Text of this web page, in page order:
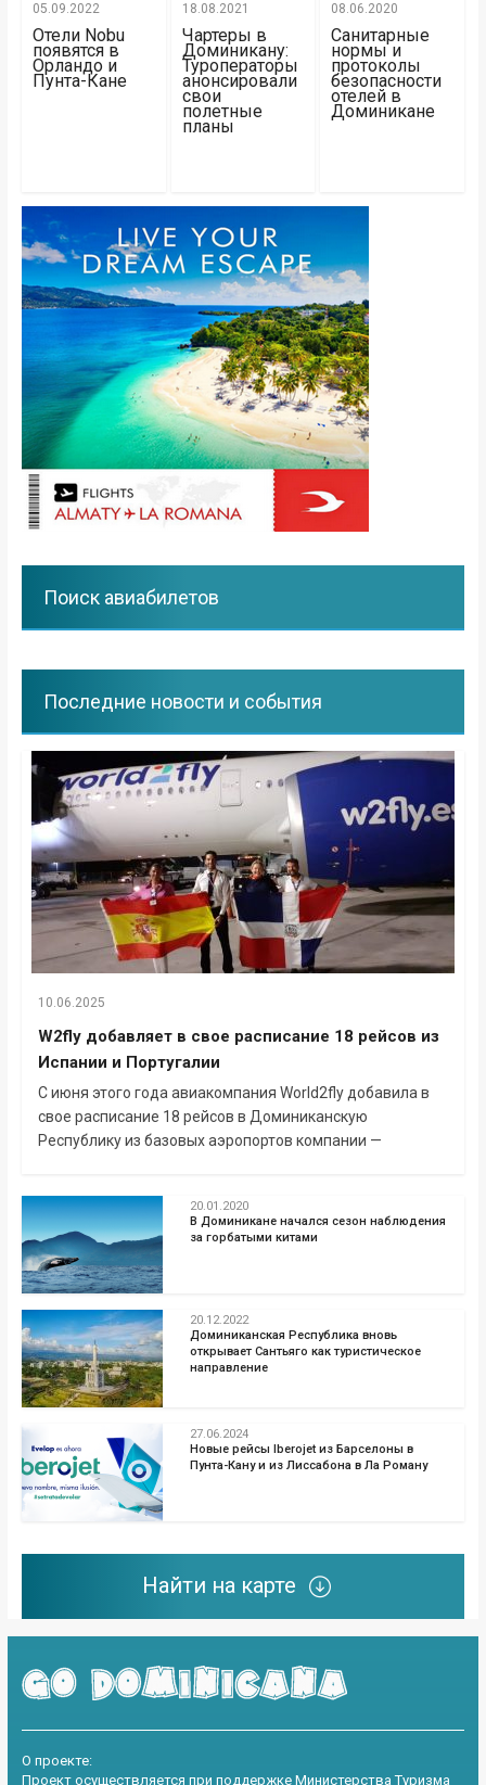
05.09.2022
Отели Nobu
появятся в
Орландо и
Пунта-Кане
18.08.2021
Чартеры в
Доминикану:
Туроператоры
анонсировали
свои
полетные
планы
08.06.2020
Санитарные
нормы и
протоколы
безопасности
отелей в
Доминикане
Поиск авиабилетов
Последние новости и события
10.06.2025
W2fly добавляет в свое расписание 18 рейсов из
Испании и Португалии
С июня этого года авиакомпания World2fly добавила в
свое расписание 18 рейсов в Доминиканскую
Республику из базовых аэропортов компании —
20.01.2020
В Доминикане начался сезон наблюдения
за горбатыми китами
20.12.2022
Доминиканская Республика вновь
открывает Сантьяго как туристическое
направление
27.06.2024
Новые рейсы Iberojet из Барселоны в
Пунта-Кану и из Лиссабона в Ла Роману
Найти на карте
О проекте:
Проект осуществляется при поддержке Министерства Туризма